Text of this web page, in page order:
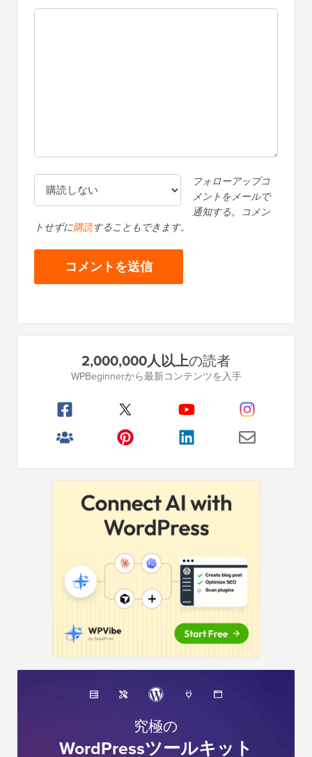
フォローアップコ
メントをメールで
通知する。コメン
トせずに購読することもできます。
イ
2,000,000人以上の読者
WPBeginnerから最新コンテンツを入手
究極の
WordPressツールキット